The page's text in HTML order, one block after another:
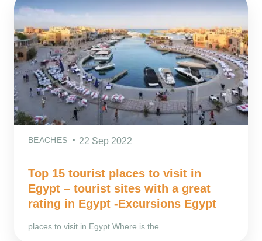
BEACHES 22 Sep 2022
Top 15 tourist places to visit in
Egypt – tourist sites with a great
rating in Egypt -Excursions Egypt
places to visit in Egypt Where is the...